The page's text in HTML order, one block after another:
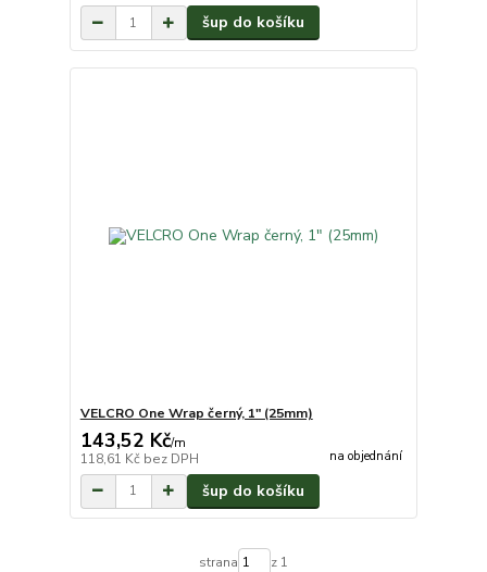
šup do košíku
VELCRO One Wrap černý, 1" (25mm)
143,52 Kč/m
118,61 Kč bez DPH na objednání
šup do košíku
strana z 1